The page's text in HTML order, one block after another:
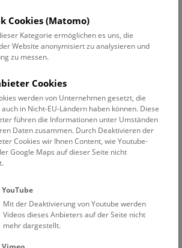
die 1910 als erste Frau an der
Geologie promovierte, ist eine der
deren Arbeit und
Geschichte des NHM Wien
die aber bisher im Erinnerungsdiskurs
wurden.
am 4. Juli 1886 als Tochter eines
und wuchs zweisprachig auf, da
war. Sie besuchte in Triest die Volks-
sowie das Lyzeum und schloss danach
zur Lehrerin in italienischer
Geologie-Studium an der Universität
außerordentliche Hörerin. 1907 holte
Cookies (Matomo)
Kategorie ermöglichen es uns, die
Website anonymisiert zu analysieren und
zu messen.
Cookies
werden von Unternehmen gesetzt, die
in Nicht-EU-Ländern haben können. Diese
führen die Informationen unter Umständen
Daten zusammen. Durch Deaktivieren der
Cookies wir Ihnen Content, wie Youtube-
Google Maps auf dieser Seite nicht
YouTube
Mit der Deaktivierung von Youtube werden
Videos dieses Anbieters auf der Seite nicht
mehr dargestellt.